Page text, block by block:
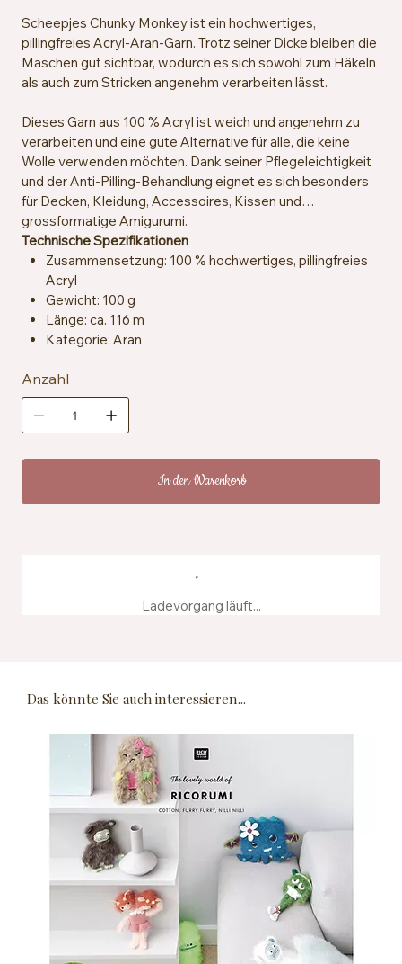
Scheepjes Chunky Monkey ist ein hochwertiges,
pillingfreies Acryl-Aran-Garn. Trotz seiner Dicke bleiben die
Maschen gut sichtbar, wodurch es sich sowohl zum Häkeln
als auch zum Stricken angenehm verarbeiten lässt.
Dieses Garn aus 100 % Acryl ist weich und angenehm zu
verarbeiten und eine gute Alternative für alle, die keine
Wolle verwenden möchten. Dank seiner Pflegeleichtigkeit
und der Anti-Pilling-Behandlung eignet es sich besonders
für Decken, Kleidung, Accessoires, Kissen und
grossformatige Amigurumi.
Technische Spezifikationen
Zusammensetzung: 100 % hochwertiges, pillingfreies
Acryl
Gewicht: 100 g
Länge: ca. 116 m
Kategorie: Aran
Maschenprobe: ca. 13 Maschen x 18 Reihen = 10 x 10
cm
Besondere Merkmale: Anti-Pilling, hypoallergen,
veganfreundlich
Pflegehinweise: Maschinenwaschbar bei 40 °C,
trocknergeeignet bei niedriger Temperatur
Anzahl
In den Warenkorb
Ladevorgang läuft...
Das könnte Sie auch interessieren...